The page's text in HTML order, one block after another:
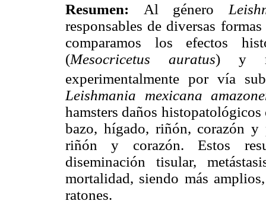
Resumen: Al género
responsables de diversas
comparamos los efectos
(Mesocricetus auratus) y
experimentalmente por vía
Leishmania mexicana
hamsters daños
bazo, hígado, riñón, corazón
riñón y corazón. Estos
diseminación tisular,
mortalidad, siendo más
ratones.